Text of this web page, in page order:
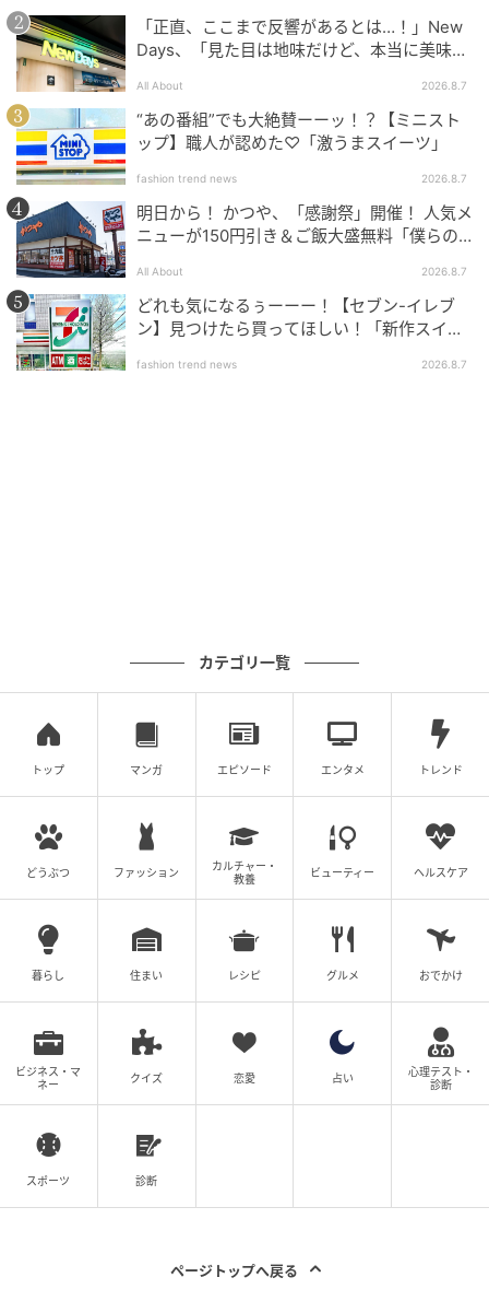
もぐナビニュース
たまごマークのパンにはたまごフィリングとケチャッ
プをサンドし、もう一方のパンにはソースつきハムカ
ツをサンド。 カロリー：140kcal
第一パン スパイシータコスチーズ
スパイシーなタコスソースを白パン生地で包み、顆粒
チーズをまぶして焼き上げました。 カロリー：
187kcal 【販売地域】関東・中部・関西・中国・四国
気になる惣菜パンの商品は見つかりましたか？
元記事で読む
次の記事
今週新発売の惣菜パンまとめ！『カレーコロ
ッケドッグ カレーソース』、『たっぷりコ
ーンマヨパン』など♪
の記事をもっとみる
「正直、ここまで反響があるとは…！」New
Days、「見た目は地味だけど、本当に美味し
All About 2026.8.7
“あの番組”でも大絶賛ーーッ！？【ミニスト
ップ】職人が認めた♡「激うまスイーツ」
fashion trend news 2026.8.7
明日から！ かつや、「感謝祭」開催！ 人気メ
ニューが150円引き＆ご飯大盛無料「僕らの
All About 2026.8.7
どれも気になるぅーーー！【セブン-イレブ
ン】見つけたら買ってほしい！「新作スイー
fashion trend news 2026.8.7
カテゴリ一覧
トップ マンガ エピソード エンタメ トレンド
どうぶつ ファッション
カルチャー・
教養
ビューティー ヘルスケア
暮らし 住まい レシピ グルメ おでかけ
ビジネス・マ
ネー
クイズ 恋愛 占い
心理テスト・
診断
スポーツ 診断
ページトップへ戻る